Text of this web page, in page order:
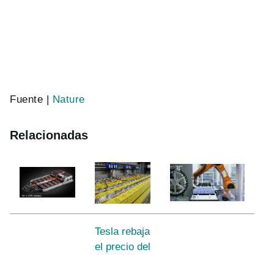
Fuente | Nature
Relacionadas
Tesla rebaja
el precio del